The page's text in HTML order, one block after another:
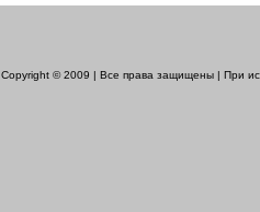
Copyright © 2009 | Все права защищены | При